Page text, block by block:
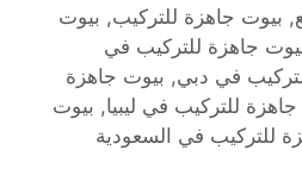
, بيوت جاهزة للتركيب, بيوت
جاهزة للتركيب في
في دبي, بيوت جاهزة
للتركيب في ليبيا, بيوت
للتركيب في السعودية